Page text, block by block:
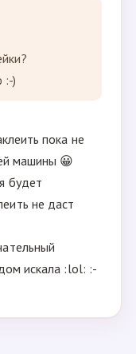
:-)
пока не
машины 😀
будет
не даст
искала :lol: :-